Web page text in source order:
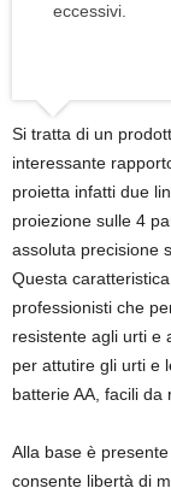
eccessivi.
Si tratta di un
interessante
proietta infatti due
proiezione sulle 4
assoluta precisione
Questa
professionisti che
resistente agli urti e
per attutire gli urti e
batterie AA, facili da
Alla base è
consente libertà di